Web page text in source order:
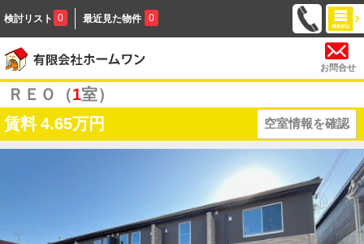
検討リスト 0 最近見た物件 0
お問合せ
ＲＥＯ（1室）
賃料 4.65万円 空室情報を確認